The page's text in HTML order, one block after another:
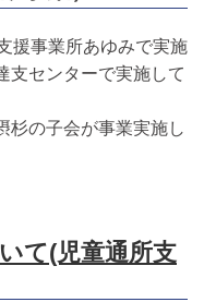
援事業所あゆみで実施
支センターで実施して
杉の子会が事業実施し
て(児童通所支